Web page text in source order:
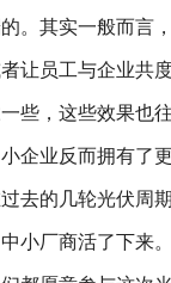
。其实一般而言
让员工与企业共
些，这些效果也
企业反而拥有了
去的几轮光伏周
小厂商活了下来。